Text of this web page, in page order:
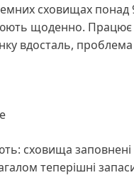
сховищах
щоденно. Працює
вдосталь,
сховища заповнені
теперішні